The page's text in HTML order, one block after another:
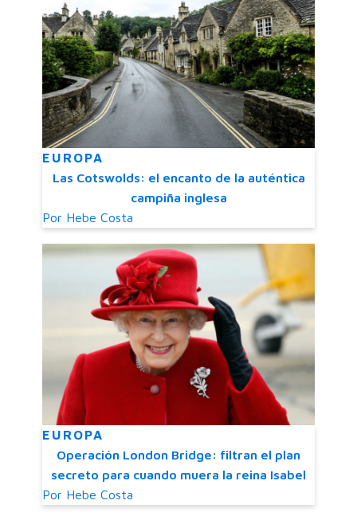
EUROPA
Las Cotswolds: el encanto de la auténtica
campiña inglesa
Por Hebe Costa
EUROPA
Operación London Bridge: filtran el plan
secreto para cuando muera la reina Isabel
Por Hebe Costa